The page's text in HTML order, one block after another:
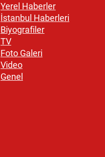
Yerel Haberler
İstanbul Haberleri
Biyografiler
TV
Foto Galeri
Video
Genel